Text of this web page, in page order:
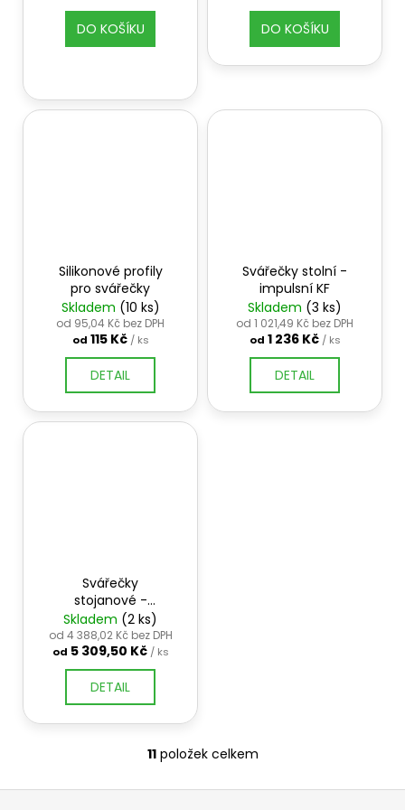
DO KOŠÍKU DO KOŠÍKU
Silikonové profily
pro svářečky
Skladem (10 ks)
od 95,04 Kč bez DPH
od 115 Kč / ks
DETAIL
Svářečky stolní -
impulsní KF
Skladem (3 ks)
od 1 021,49 Kč bez DPH
od 1 236 Kč / ks
DETAIL
Svářečky
stojanové -
impulsní
Skladem (2 ks)
od 4 388,02 Kč bez DPH
od 5 309,50 Kč / ks
DETAIL
O
v
11položek celkem
Z